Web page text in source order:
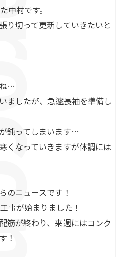
中村です。
り切って更新していきたいと
…
ましたが、急遽長袖を準備し
鈍ってしまいます…
くなっていきますが体調には
のニュースです！
事が始まりました！
筋が終わり、来週にはコンク
！